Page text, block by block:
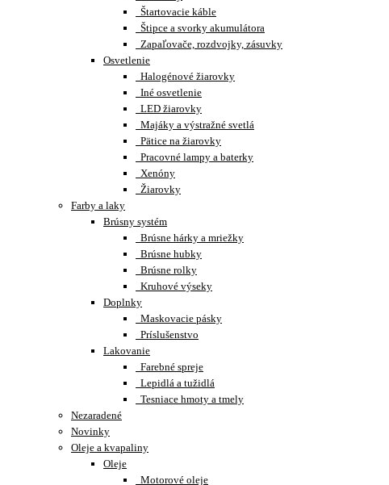
Štartovacie káble
Štipce a svorky akumulátora
Zapaľovače, rozdvojky, zásuvky
Osvetlenie
Halogénové žiarovky
Iné osvetlenie
LED žiarovky
Majáky a výstražné svetlá
Pätice na žiarovky
Pracovné lampy a baterky
Xenóny
Žiarovky
Farby a laky
Brúsny systém
Brúsne hárky a mriežky
Brúsne hubky
Brúsne rolky
Kruhové výseky
Doplnky
Maskovacie pásky
Príslušenstvo
Lakovanie
Farebné spreje
Lepidlá a tužidlá
Tesniace hmoty a tmely
Nezaradené
Novinky
Oleje a kvapaliny
Oleje
Motorové oleje